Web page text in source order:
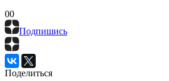
00
Подпишись
Поделиться